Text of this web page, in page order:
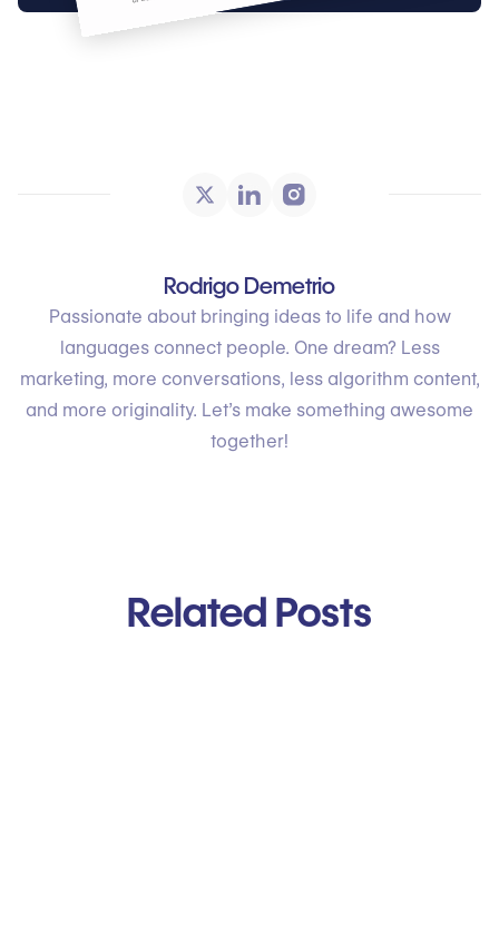
Rodrigo Demetrio
Passionate about bringing ideas to life and how
languages connect people. One dream? Less
marketing, more conversations, less algorithm content,
and more originality. Let’s make something awesome
together!
Related Posts